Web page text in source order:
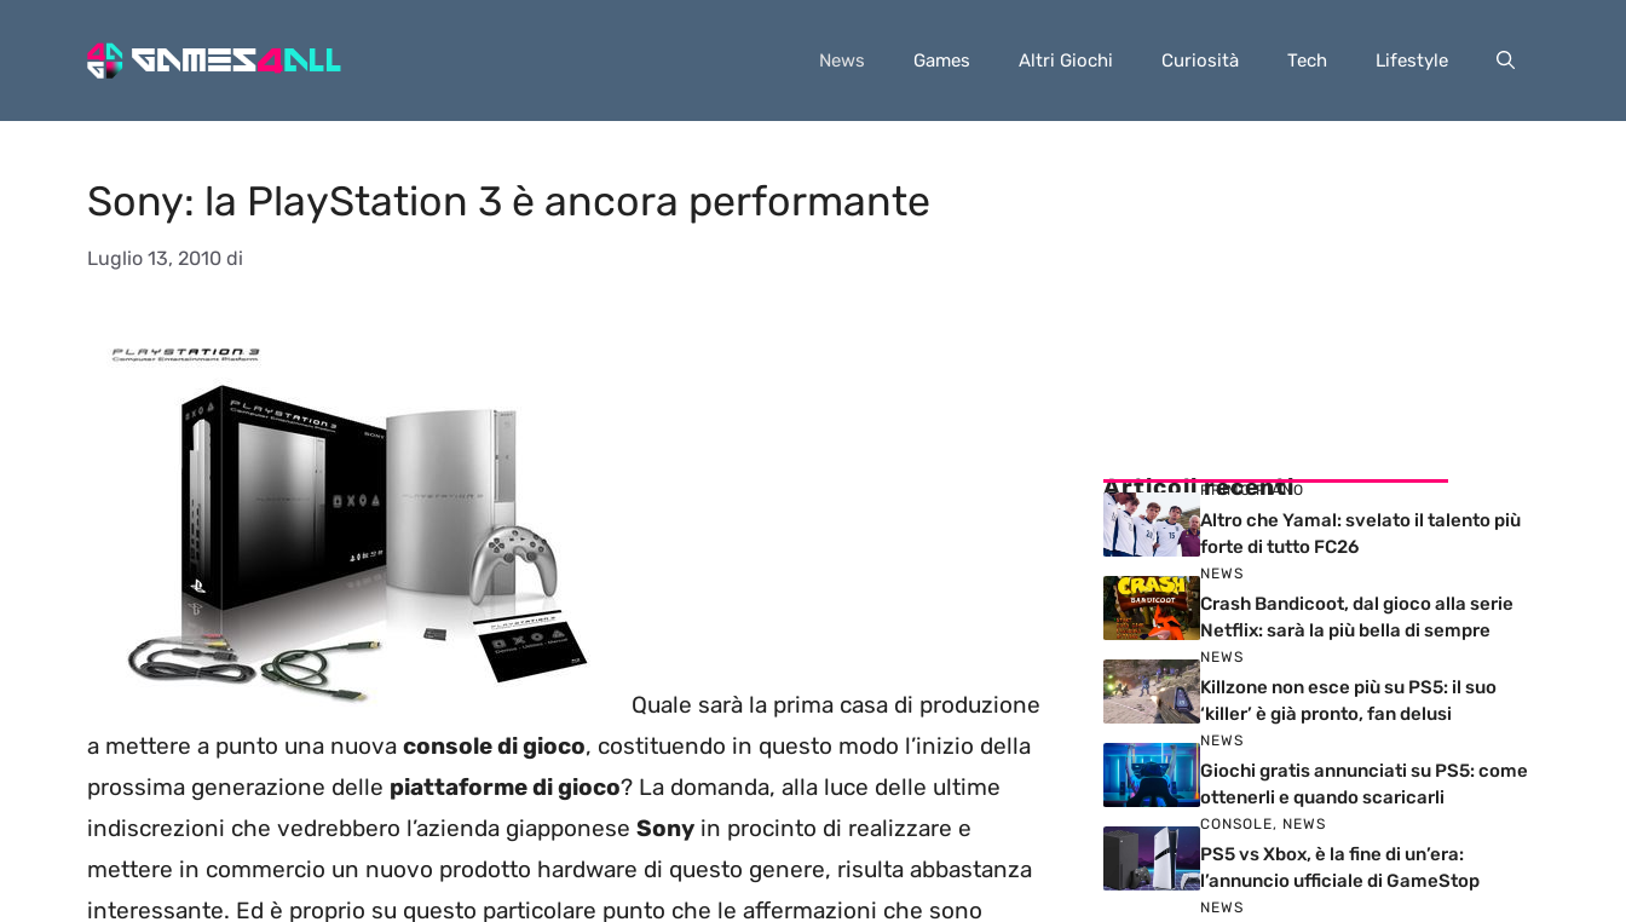
News Games Altri Giochi Curiosità Tech Lifestyle
Sony: la PlayStation 3 è ancora performante
Luglio 13, 2010 di
Quale sarà la prima casa di produzione
a mettere a punto una nuova console di gioco, costituendo in questo modo l’inizio della
prossima generazione delle piattaforme di gioco? La domanda, alla luce delle ultime
indiscrezioni che vedrebbero l’azienda giapponese Sony in procinto di realizzare e
mettere in commercio un nuovo prodotto hardware di questo genere, risulta abbastanza
interessante. Ed è proprio su questo particolare punto che le affermazioni che sono
Articoli recenti
PRIMO PIANO
Altro che Yamal: svelato il talento più
forte di tutto FC26
NEWS
Crash Bandicoot, dal gioco alla serie
Netflix: sarà la più bella di sempre
NEWS
Killzone non esce più su PS5: il suo
‘killer’ è già pronto, fan delusi
NEWS
Giochi gratis annunciati su PS5: come
ottenerli e quando scaricarli
CONSOLE, NEWS
PS5 vs Xbox, è la fine di un’era:
l’annuncio ufficiale di GameStop
NEWS